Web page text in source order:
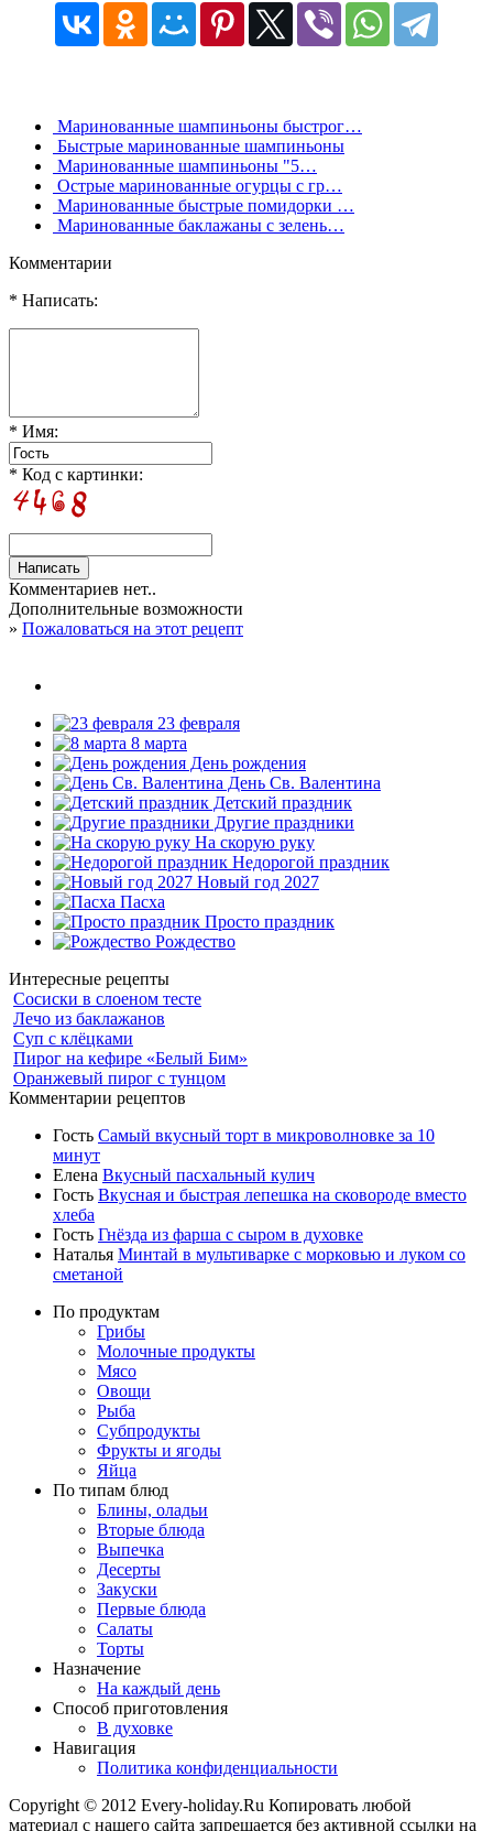
Маринованные шампиньоны быстрог…
Быстрые маринованные шампиньоны
Маринованные шампиньоны "5…
Острые маринованные огурцы с гр…
Маринованные быстрые помидорки …
Маринованные баклажаны с зелень…
Комментарии
* Написать:
* Имя:
* Код с картинки:
Комментариев нет..
Дополнительные возможности
» Пожаловаться на этот рецепт
23 февраля
8 марта
День рождения
День Св. Валентина
Детский праздник
Другие праздники
На скорую руку
Недорогой праздник
Новый год 2027
Пасха
Просто праздник
Рождество
Интересные рецепты
Сосиски в слоеном тесте
Лечо из баклажанов
Суп с клёцками
Пирог на кефире «Белый Бим»
Оранжевый пирог с тунцом
Комментарии рецептов
Гость Самый вкусный торт в микроволновке за 10
минут
Елена Вкусный пасхальный кулич
Гость Вкусная и быстрая лепешка на сковороде вместо
хлеба
Гость Гнёзда из фарша с сыром в духовке
Наталья Минтай в мультиварке с морковью и луком со
сметаной
По продуктам
Грибы
Молочные продукты
Мясо
Овощи
Рыба
Субпродукты
Фрукты и ягоды
Яйца
По типам блюд
Блины, оладьи
Вторые блюда
Выпечка
Десерты
Закуски
Первые блюда
Салаты
Торты
Назначение
На каждый день
Способ приготовления
В духовке
Навигация
Политика конфиденциальности
Copyright © 2012 Every-holiday.Ru Копировать любой
материал с нашего сайта запрещается без активной ссылки на